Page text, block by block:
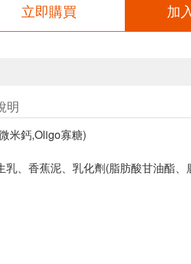
立即購買 加
明
米鈣,Oligo寡糖)
、香蕉泥、乳化劑(脂肪酸甘油酯